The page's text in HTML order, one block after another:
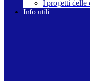
I progetti delle
Info utili